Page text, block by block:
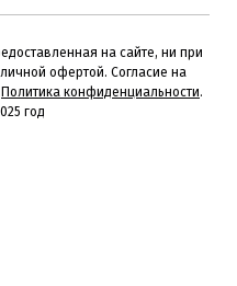
на сайте, ни при
офертой. Согласие на
Политика конфиденциальности.
год